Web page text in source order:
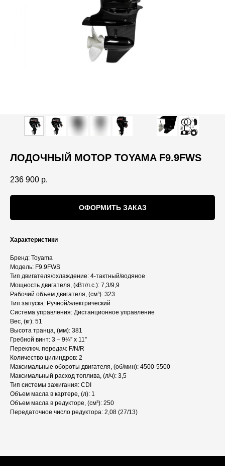
ЛОДОЧНЫЙ МОТОР TOYAMA F9.9FWS
236 900 р.
ОФОРМИТЬ ЗАКАЗ
Характеристики
Бренд: Toyama
Модель: F9.9FWS
Тип двигателя/охлаждение: 4-тактный/водяное
Мощность двигателя, (кВт/л.с.): 7,3/9,9
Рабочий объем двигателя, (см³): 323
Тип запуска: Ручной/электрический
Система управления: Дистанционное управление
Вес, (кг): 51
Высота транца, (мм): 381
Гребной винт: 3 – 9¼” х 11”
Переключ. передач: F/N/R
Количество цилиндров: 2
Максимальные обороты двигателя, (об/мин): 4500-5500
Максимальный расход топлива, (л/ч): 3,5
Тип системы зажигания: CDI
Объем масла в картере, (л): 1
Объем масла в редукторе, (см³): 250
Передаточное число редуктора: 2,08 (27/13)